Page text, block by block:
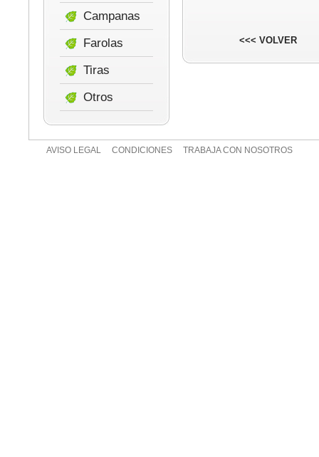
<<< VOLVER
Campanas
Farolas
Tiras
Otros
AVISO LEGAL CONDICIONES TRABAJA CON NOSOTROS